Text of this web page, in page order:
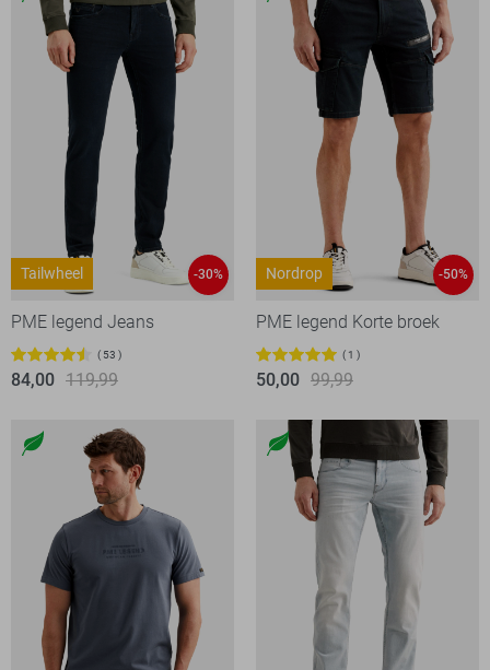
Tailwheel -30%
PME legend Jeans
53
84,00 119,99
Nordrop -50%
PME legend Korte broek
1
50,00 99,99